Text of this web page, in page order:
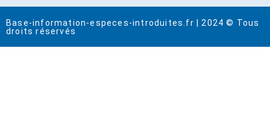
Base-information-especes-introduites.fr | 2024 © Tous
droits réservés